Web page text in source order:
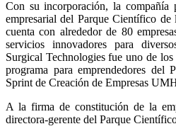
Con su incorporación, la compañía
empresarial del Parque Científico
cuenta con alrededor de 80
servicios innovadores para
Surgical Technologies fue uno de
programa para emprendedores
Sprint de Creación de Empresas
A la firma de constitución de la
directora-gerente del Parque